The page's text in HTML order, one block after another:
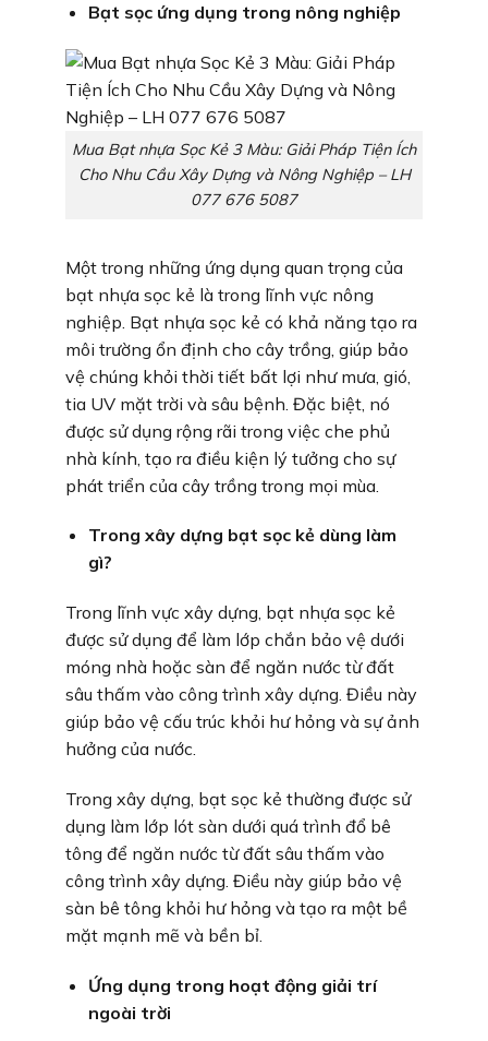
Bạt sọc ứng dụng trong nông nghiệp
Mua Bạt nhựa Sọc Kẻ 3 Màu: Giải Pháp Tiện Ích
Cho Nhu Cầu Xây Dựng và Nông Nghiệp – LH
077 676 5087
Một trong những ứng dụng quan trọng của
bạt nhựa sọc kẻ là trong lĩnh vực nông
nghiệp. Bạt nhựa sọc kẻ có khả năng tạo ra
môi trường ổn định cho cây trồng, giúp bảo
vệ chúng khỏi thời tiết bất lợi như mưa, gió,
tia UV mặt trời và sâu bệnh. Đặc biệt, nó
được sử dụng rộng rãi trong việc che phủ
nhà kính, tạo ra điều kiện lý tưởng cho sự
phát triển của cây trồng trong mọi mùa.
Trong xây dựng bạt sọc kẻ dùng làm
gì?
Trong lĩnh vực xây dựng, bạt nhựa sọc kẻ
được sử dụng để làm lớp chắn bảo vệ dưới
móng nhà hoặc sàn để ngăn nước từ đất
sâu thấm vào công trình xây dựng. Điều này
giúp bảo vệ cấu trúc khỏi hư hỏng và sự ảnh
hưởng của nước.
Trong xây dựng, bạt sọc kẻ thường được sử
dụng làm lớp lót sàn dưới quá trình đổ bê
tông để ngăn nước từ đất sâu thấm vào
công trình xây dựng. Điều này giúp bảo vệ
sàn bê tông khỏi hư hỏng và tạo ra một bề
mặt mạnh mẽ và bền bỉ.
Ứng dụng trong hoạt động giải trí
ngoài trời